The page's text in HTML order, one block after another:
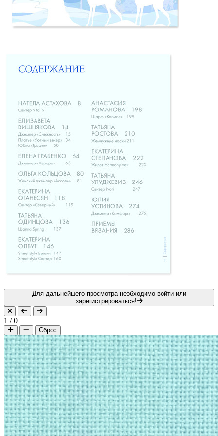
Для дальнейшего просмотра необходимо войти или
зарегистрироваться!
1 /0
Сброс